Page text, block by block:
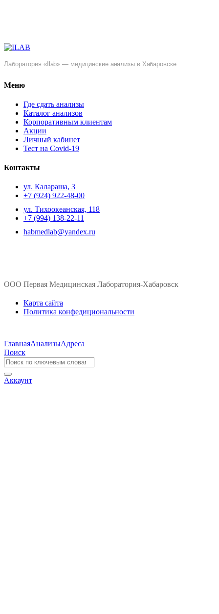
Лаборатория «Ilab» — медицинские анализы в Хабаровске
Меню
Где сдать анализы
Каталог анализов
Корпоративным клиентам
Акции
Личный кабинет
Тест на Covid-19
Контакты
ул. ​Калараша, 3
+7 (924) 922-48-00
ул. ​Тихоокеанская, 118
+7 (994) 138-22-11
habmedlab@yandex.ru
ООО Первая Медицинская Лаборатория-Хабаровск
Карта сайта
Политика конфедициональности
ГлавнаяАнализыАдреса
Поиск
Аккаунт